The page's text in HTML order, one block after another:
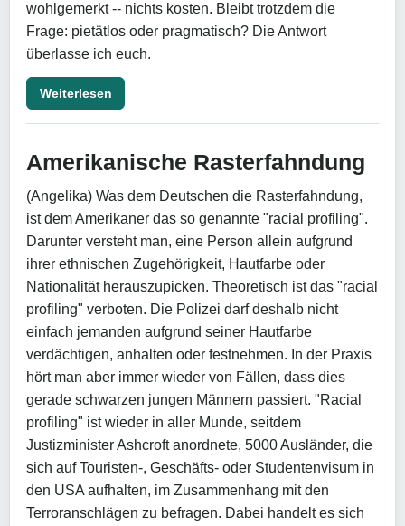
wohlgemerkt -- nichts kosten. Bleibt trotzdem die
Frage: pietätlos oder pragmatisch? Die Antwort
überlasse ich euch.
Weiterlesen
Amerikanische Rasterfahndung
(Angelika) Was dem Deutschen die Rasterfahndung,
ist dem Amerikaner das so genannte "racial profiling".
Darunter versteht man, eine Person allein aufgrund
ihrer ethnischen Zugehörigkeit, Hautfarbe oder
Nationalität herauszupicken. Theoretisch ist das "racial
profiling" verboten. Die Polizei darf deshalb nicht
einfach jemanden aufgrund seiner Hautfarbe
verdächtigen, anhalten oder festnehmen. In der Praxis
hört man aber immer wieder von Fällen, dass dies
gerade schwarzen jungen Männern passiert. "Racial
profiling" ist wieder in aller Munde, seitdem
Justizminister Ashcroft anordnete, 5000 Ausländer, die
sich auf Touristen-, Geschäfts- oder Studentenvisum in
den USA aufhalten, im Zusammenhang mit den
Terroranschlägen zu befragen. Dabei handelt es sich